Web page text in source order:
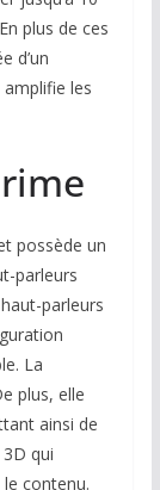
plus de ces
d’un
les
possède un
parleurs
parleurs
La
plus, elle
ainsi de
qui
contenu.